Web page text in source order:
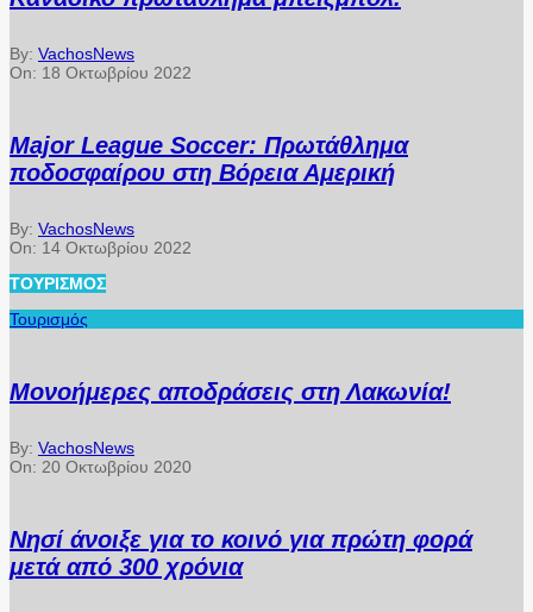
By: VachosNews
On: 18 Οκτωβρίου 2022
Major League Soccer: Πρωτάθλημα
ποδοσφαίρου στη Βόρεια Αμερική
By: VachosNews
On: 14 Οκτωβρίου 2022
ΤΟΥΡΙΣΜΌΣ
Τουρισμός
Μονοήμερες αποδράσεις στη Λακωνία!
By: VachosNews
On: 20 Οκτωβρίου 2020
Νησί άνοιξε για το κοινό για πρώτη φορά
μετά από 300 χρόνια